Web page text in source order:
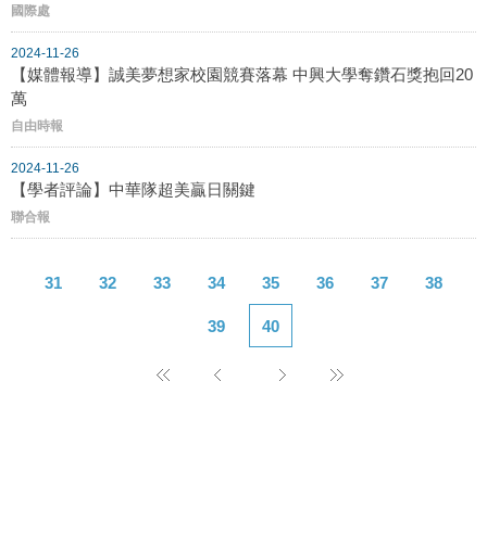
國際處
2024-11-26
【媒體報導】誠美夢想家校園競賽落幕 中興大學奪鑽石獎抱回20
萬
自由時報
2024-11-26
【學者評論】中華隊超美贏日關鍵
聯合報
31 32 33 34 35 36 37 38
39 40